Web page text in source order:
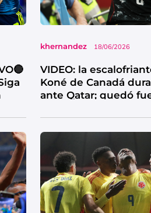
khernandez 18/06/2026
VIDEO: la
Koné de Canadá
ante Qatar; quedó